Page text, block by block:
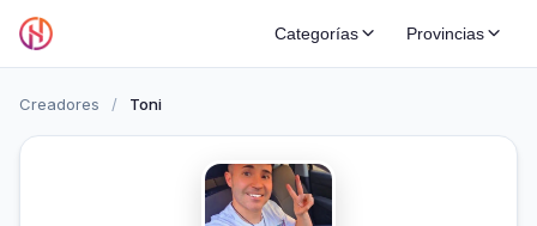
Categorías Provincias
Creadores / Toni